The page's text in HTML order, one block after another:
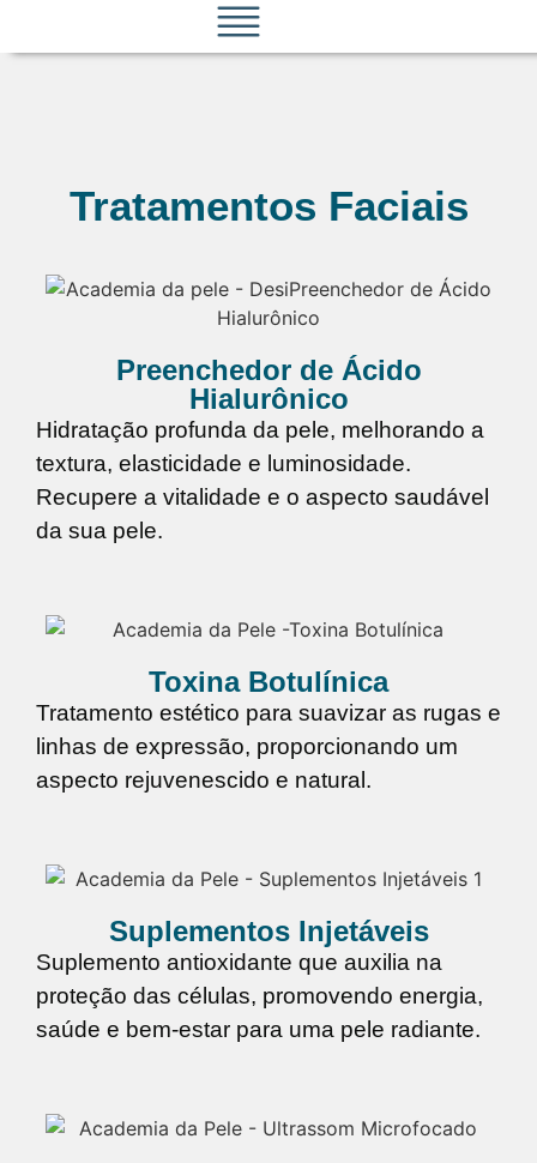
Tratamentos Faciais
Preenchedor de Ácido
Hialurônico
Hidratação profunda da pele, melhorando a
textura, elasticidade e luminosidade.
Recupere a vitalidade e o aspecto saudável
da sua pele.
Toxina Botulínica
Tratamento estético para suavizar as rugas e
linhas de expressão, proporcionando um
aspecto rejuvenescido e natural.
Suplementos Injetáveis
Suplemento antioxidante que auxilia na
proteção das células, promovendo energia,
saúde e bem-estar para uma pele radiante.